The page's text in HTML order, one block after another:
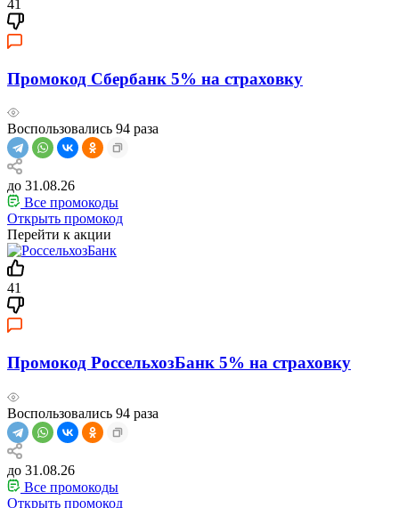
41
Промокод Сбербанк 5% на страховку
Воспользовались 94 раза
до 31.08.26
Все промокоды
Открыть промокод
Перейти к акции
41
Промокод РоссельхозБанк 5% на страховку
Воспользовались 94 раза
до 31.08.26
Все промокоды
Открыть промокод